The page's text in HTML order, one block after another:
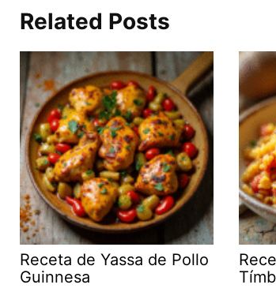
Related Posts
Receta de Yassa de Pollo
Guinnesa